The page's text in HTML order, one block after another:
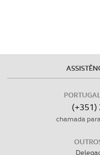
(+351)
chamada